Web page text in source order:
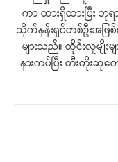
ကာ ထားရှိထားပြီး ဘု
သိုက်နန်းရှင်တစ်ဦးအ
များသည်။ ထိုင်းလူမျို
နားကပ်ပြီး တီးတိုးဆု